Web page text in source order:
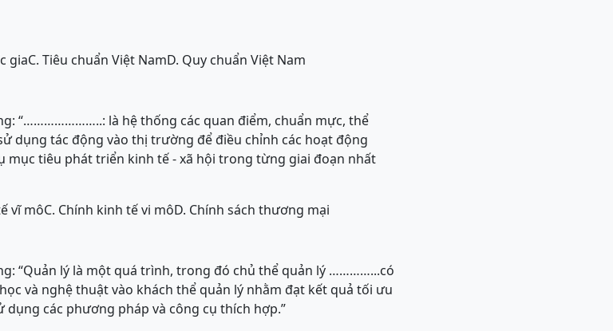
giaC. Tiêu chuẩn Việt NamD. Quy chuẩn Việt Nam
“…………………..: là hệ thống các quan điểm, chuẩn mực, thể
dụng tác động vào thị trường để điều chỉnh các hoạt động
tiêu phát triển kinh tế - xã hội trong từng giai đoạn nhất
vĩ môC. Chính kinh tế vi môD. Chính sách thương mại
“Quản lý là một quá trình, trong đó chủ thể quản lý …………...có
và nghệ thuật vào khách thể quản lý nhằm đạt kết quả tối ưu
các phương pháp và công cụ thích hợp.”